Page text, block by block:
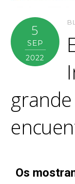
5
SEP
2022
Os